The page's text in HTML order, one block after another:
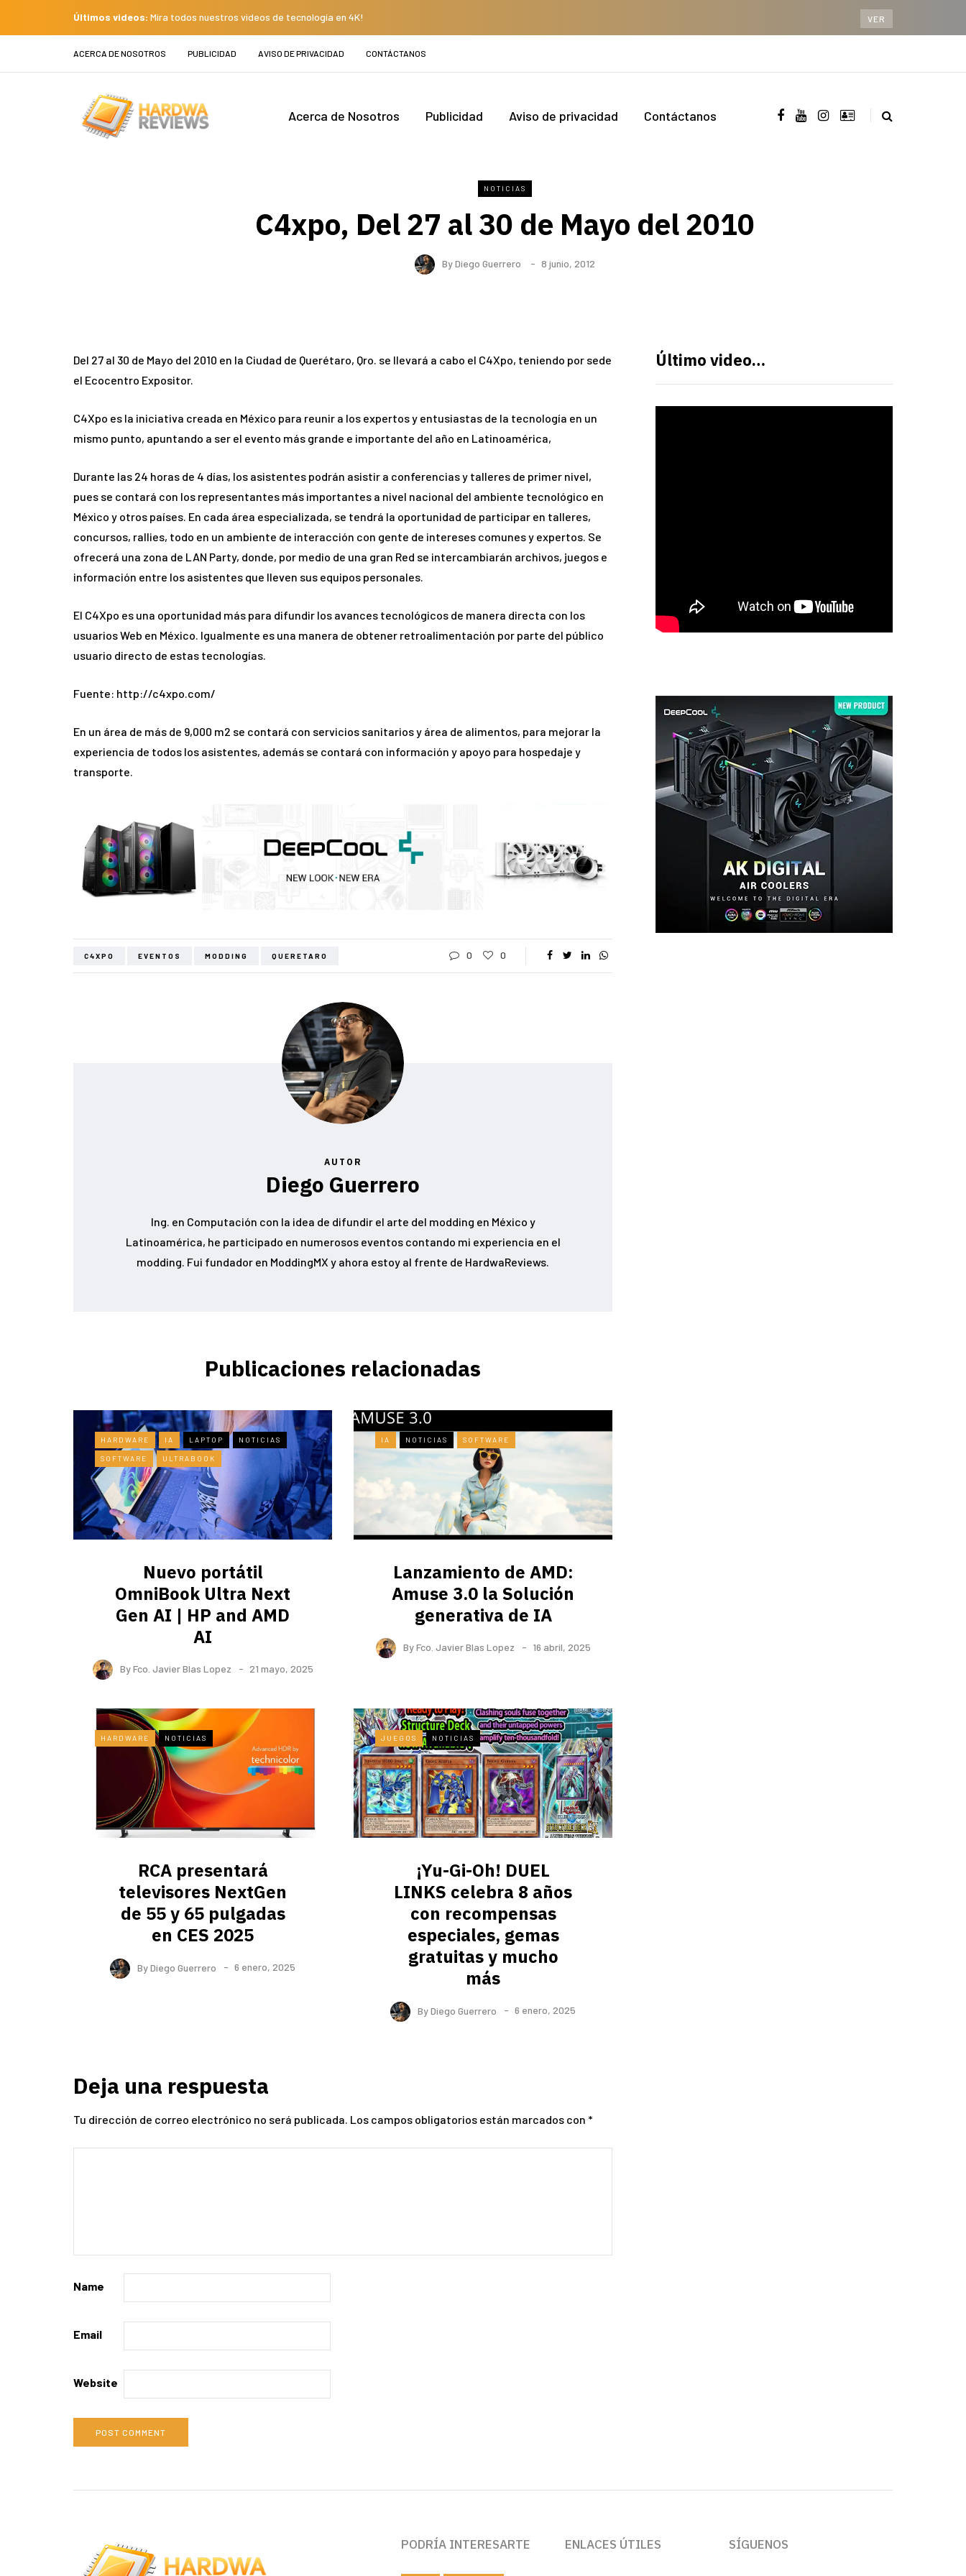
Últimos videos: Mira todos nuestros videos de tecnología en 4K! VER
ACERCA DE NOSOTROS PUBLICIDAD AVISO DE PRIVACIDAD CONTÁCTANOS
Acerca de Nosotros Publicidad Aviso de privacidad Contáctanos
NOTICIAS
C4xpo, Del 27 al 30 de Mayo del 2010
ByDiego Guerrero 8 junio, 2012
Del 27 al 30 de Mayo del 2010 en la Ciudad de Querétaro, Qro. se llevará a cabo el C4Xpo, teniendo por sede
el Ecocentro Expositor.
C4Xpo es la iniciativa creada en México para reunir a los expertos y entusiastas de la tecnología en un
mismo punto, apuntando a ser el evento más grande e importante del año en Latinoamérica,
Durante las 24 horas de 4 días, los asistentes podrán asistir a conferencias y talleres de primer nivel,
pues se contará con los representantes más importantes a nivel nacional del ambiente tecnológico en
México y otros países. En cada área especializada, se tendrá la oportunidad de participar en talleres,
concursos, rallies, todo en un ambiente de interacción con gente de intereses comunes y expertos. Se
ofrecerá una zona de LAN Party, donde, por medio de una gran Red se intercambiarán archivos, juegos e
información entre los asistentes que lleven sus equipos personales.
El C4Xpo es una oportunidad más para difundir los avances tecnológicos de manera directa con los
usuarios Web en México. Igualmente es una manera de obtener retroalimentación por parte del público
usuario directo de estas tecnologías.
Fuente: http://c4xpo.com/
En un área de más de 9,000 m2 se contará con servicios sanitarios y área de alimentos, para mejorar la
experiencia de todos los asistentes, además se contará con información y apoyo para hospedaje y
transporte.
C4XPO EVENTOS MODDING QUERETARO 0 0
AUTOR
Diego Guerrero
Ing. en Computación con la idea de difundir el arte del modding en México y
Latinoamérica, he participado en numerosos eventos contando mi experiencia en el
modding. Fui fundador en ModdingMX y ahora estoy al frente de HardwaReviews.
Publicaciones relacionadas
HARDWARE IA LAPTOP NOTICIAS
SOFTWARE ULTRABOOK
Nuevo portátil
OmniBook Ultra ​Next
Gen AI | HP and AMD
AI
ByFco. Javier Blas Lopez 21 mayo, 2025
IA NOTICIAS SOFTWARE
Lanzamiento de AMD:
Amuse 3.0 la Solución
generativa de IA
ByFco. Javier Blas Lopez 16 abril, 2025
HARDWARE NOTICIAS
RCA presentará
televisores NextGen
de 55 y 65 pulgadas
en CES 2025
ByDiego Guerrero 6 enero, 2025
JUEGOS NOTICIAS
¡Yu-Gi-Oh! DUEL
LINKS celebra 8 años
con recompensas
especiales, gemas
gratuitas y mucho
más
ByDiego Guerrero 6 enero, 2025
Deja una respuesta
Tu dirección de correo electrónico no será publicada. Los campos obligatorios están marcados con *
Name
Email
Website
Último video…
PODRÍA INTERESARTE ENLACES ÚTILES SÍGUENOS